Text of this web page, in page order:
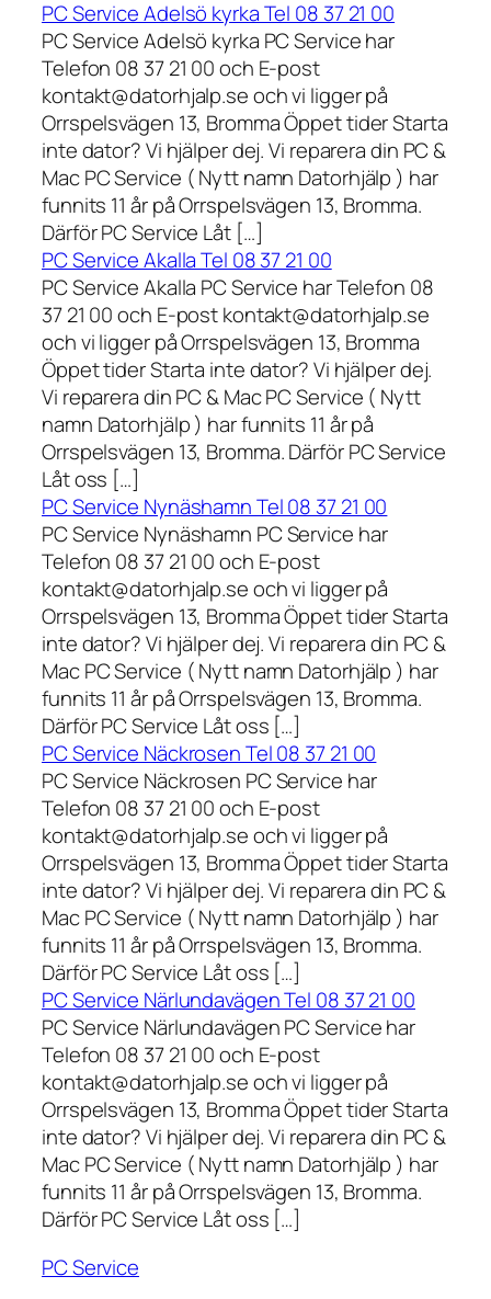
PC Service Adelsö kyrka Tel 08 37 21 00
PC Service Adelsö kyrka PC Service har
Telefon 08 37 21 00 och E-post
kontakt@datorhjalp.se och vi ligger på
Orrspelsvägen 13, Bromma Öppet tider Starta
inte dator? Vi hjälper dej. Vi reparera din PC &
Mac PC Service ( Nytt namn Datorhjälp ) har
funnits 11 år på Orrspelsvägen 13, Bromma.
Därför PC Service Låt […]
PC Service Akalla Tel 08 37 21 00
PC Service Akalla PC Service har Telefon 08
37 21 00 och E-post kontakt@datorhjalp.se
och vi ligger på Orrspelsvägen 13, Bromma
Öppet tider Starta inte dator? Vi hjälper dej.
Vi reparera din PC & Mac PC Service ( Nytt
namn Datorhjälp ) har funnits 11 år på
Orrspelsvägen 13, Bromma. Därför PC Service
Låt oss […]
PC Service Nynäshamn Tel 08 37 21 00
PC Service Nynäshamn PC Service har
Telefon 08 37 21 00 och E-post
kontakt@datorhjalp.se och vi ligger på
Orrspelsvägen 13, Bromma Öppet tider Starta
inte dator? Vi hjälper dej. Vi reparera din PC &
Mac PC Service ( Nytt namn Datorhjälp ) har
funnits 11 år på Orrspelsvägen 13, Bromma.
Därför PC Service Låt oss […]
PC Service Näckrosen Tel 08 37 21 00
PC Service Näckrosen PC Service har
Telefon 08 37 21 00 och E-post
kontakt@datorhjalp.se och vi ligger på
Orrspelsvägen 13, Bromma Öppet tider Starta
inte dator? Vi hjälper dej. Vi reparera din PC &
Mac PC Service ( Nytt namn Datorhjälp ) har
funnits 11 år på Orrspelsvägen 13, Bromma.
Därför PC Service Låt oss […]
PC Service Närlundavägen Tel 08 37 21 00
PC Service Närlundavägen PC Service har
Telefon 08 37 21 00 och E-post
kontakt@datorhjalp.se och vi ligger på
Orrspelsvägen 13, Bromma Öppet tider Starta
inte dator? Vi hjälper dej. Vi reparera din PC &
Mac PC Service ( Nytt namn Datorhjälp ) har
funnits 11 år på Orrspelsvägen 13, Bromma.
Därför PC Service Låt oss […]
PC Service